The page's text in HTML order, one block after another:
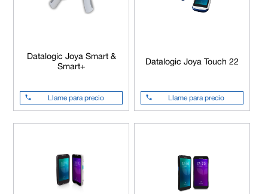
Datalogic Joya Smart &
Smart+
Llame para precio
Datalogic Joya Touch 22
Llame para precio